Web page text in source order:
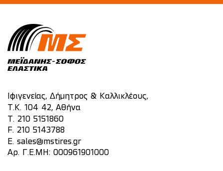
Ιφιγενείας, Δήμητρος & Καλλικλέους,
Τ.Κ. 104 42, Αθήνα
T. 210 5151860
F. 210 5143788
E. sales@mstires.gr
Αρ. Γ.Ε.ΜΗ: 000961901000